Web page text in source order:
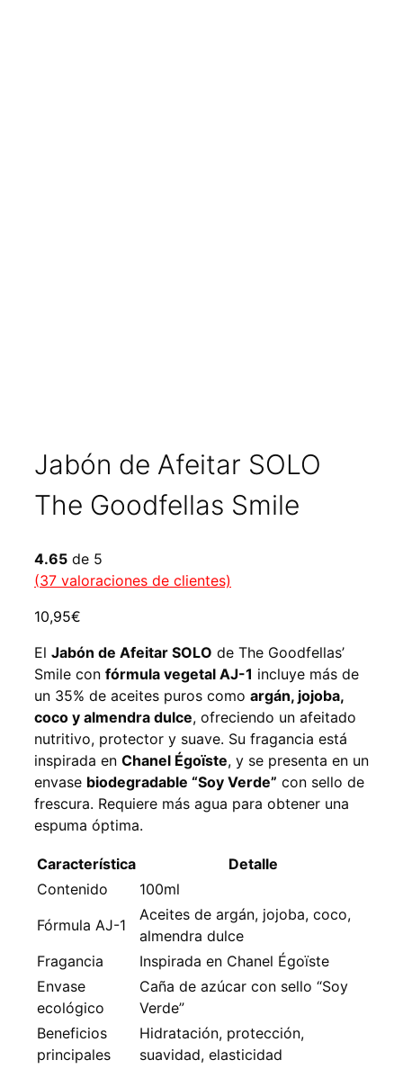
Jabón de Afeitar SOLO
The Goodfellas Smile
4.65 de 5
(37 valoraciones de clientes)
10,95€
El Jabón de Afeitar SOLO de The Goodfellas’
Smile con fórmula vegetal AJ-1 incluye más de
un 35% de aceites puros como argán, jojoba,
coco y almendra dulce, ofreciendo un afeitado
nutritivo, protector y suave. Su fragancia está
inspirada en Chanel Égoïste, y se presenta en un
envase biodegradable “Soy Verde” con sello de
frescura. Requiere más agua para obtener una
espuma óptima.
Característica
Detalle
Contenido
100ml
Fórmula AJ-1
Aceites de argán, jojoba, coco,
almendra dulce
Fragancia
Inspirada en Chanel Égoïste
Envase
ecológico
Caña de azúcar con sello “Soy
Verde”
Beneficios
principales
Hidratación, protección,
suavidad, elasticidad